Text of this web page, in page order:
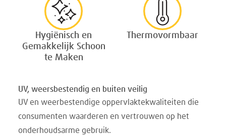
Hygiënisch en
Gemakkelijk Schoon
te Maken
Thermovormbaar
UV, weersbestendig en buiten veilig
UV en weerbestendige oppervlaktekwaliteiten die
consumenten waarderen en vertrouwen op het
onderhoudsarme gebruik.